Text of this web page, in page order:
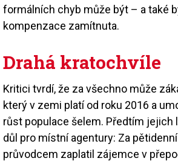
formálních chyb může být – a také
kompenzace zamítnuta.
Drahá kratochvíle
Kritici tvrdí, že za všechno může
který v zemi platí od roku 2016 a
růst populace šelem. Předtím jejich
důl pro místní agentury: Za pětidenní
průvodcem zaplatil zájemce v